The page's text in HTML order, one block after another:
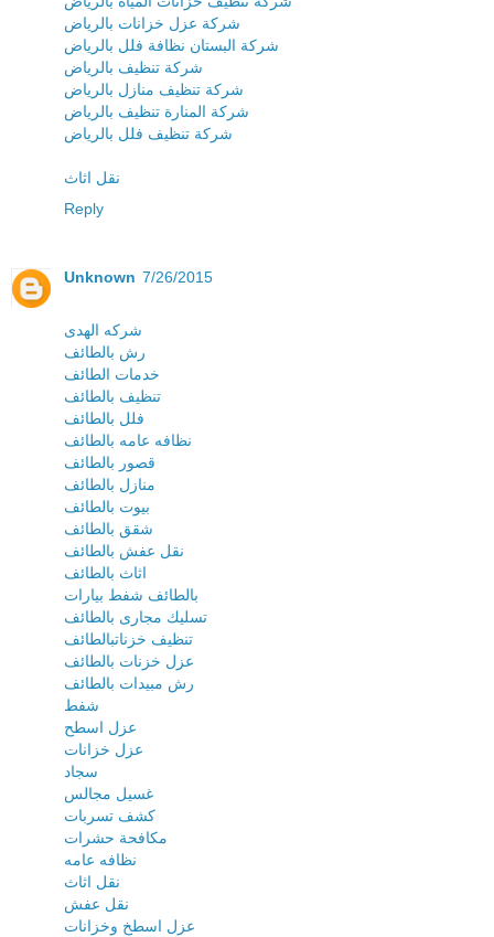
شركة عزل خزانات بالرياض
شركة البستان نظافة فلل بالرياض
شركة تنظيف بالرياض
شركة تنظيف منازل بالرياض
شركة المنارة تنظيف بالرياض
شركة تنظيف فلل بالرياض
نقل اثاث
Reply
Unknown 7/26/2015
شركه الهدى
رش بالطائف
خدمات الطائف
تنظيف بالطائف
فلل بالطائف
نظافه عامه بالطائف
قصور بالطائف
منازل بالطائف
بيوت بالطائف
شقق بالطائف
نقل عفش بالطائف
اثاث بالطائف
بالطائف شفط بيارات
تسليك مجارى بالطائف
تنظيف خزناتبالطائف
عزل خزنات بالطائف
رش مبيدات بالطائف
شفط
عزل اسطح
عزل خزانات
سجاد
غسيل مجالس
كشف تسربات
مكافحة حشرات
نظافه عامه
نقل اثاث
نقل عفش
عزل اسطخ وخزانات